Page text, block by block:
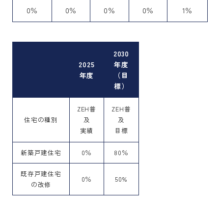
0％ 0％ 0％ 0％ 1％
2025
年度
2030
年度
（目
標）
住宅の種別
ZEH普
及
実績
ZEH普
及
目標
新築戸建住宅 0％ 80％
既存戸建住宅
の改修
0％ 50%